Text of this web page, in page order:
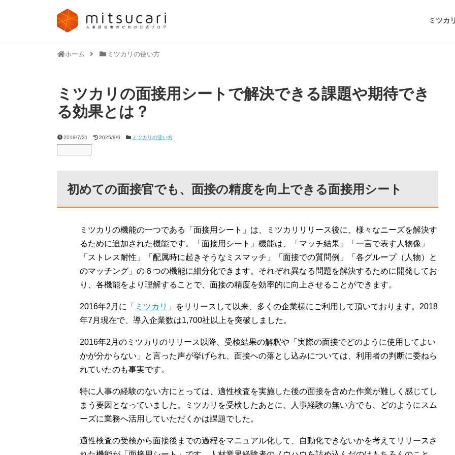
ミツカ
ホーム ミツカリの使い方
ミツカリの面接用シートで解決できる課題や期待でき
る効果とは？
2018/7/31 2025/8/6 ミツカリの使い方
初めての面接官でも、面接の精度を向上できる面接用シート
ミツカリの機能の一つである「面接用シート」は、ミツカリリリース後に、様々なニーズを解決す
るために追加された機能です。「面接用シート」機能は、「マッチ結果」「一言で表す人物像」
「ストレス耐性」「配属時に起きそうなミスマッチ」「面接での質問例」「各グループ（人物）と
のマッチング」の６つの機能に細分化できます。それぞれ異なる問題を解決するために開発してお
り、各機能をより理解することで、面接の精度を効率的に向上させることができます。
2016年2月に「 ミツカリ 」をリリースして以来、多くの企業様にご利用して頂いております。2018
年7月現在で、導入企業数は1,700社以上を突破しました。
2016年2月のミツカリのリリース以降、受検結果の解釈や「実際の面接でどのように使用してよい
かが分からない」と言った声が挙げられ、面接への落とし込みについては、利用者の判断に委ねら
れていたのも事実です。
特に人事の経験のない方にとっては、適性検査を実施した後の面接を含めた作業が難しく感じてし
まう要因となっていました。ミツカリを受検したあとに、人事経験の無い方でも、どのようにスム
ーズに業務へ活用していただくかは課題でした。
適性検査の受検から面接後までの過程をマニュアル化して、自動化できないかを考えてリリースさ